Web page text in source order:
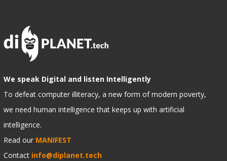
We speak Digital and listen Intelligently
To defeat computer illiteracy, a new form of modern poverty,
we need human intelligence that keeps up with artificial
intelligence.
Read our MANIFEST
Contact info@diplanet.tech